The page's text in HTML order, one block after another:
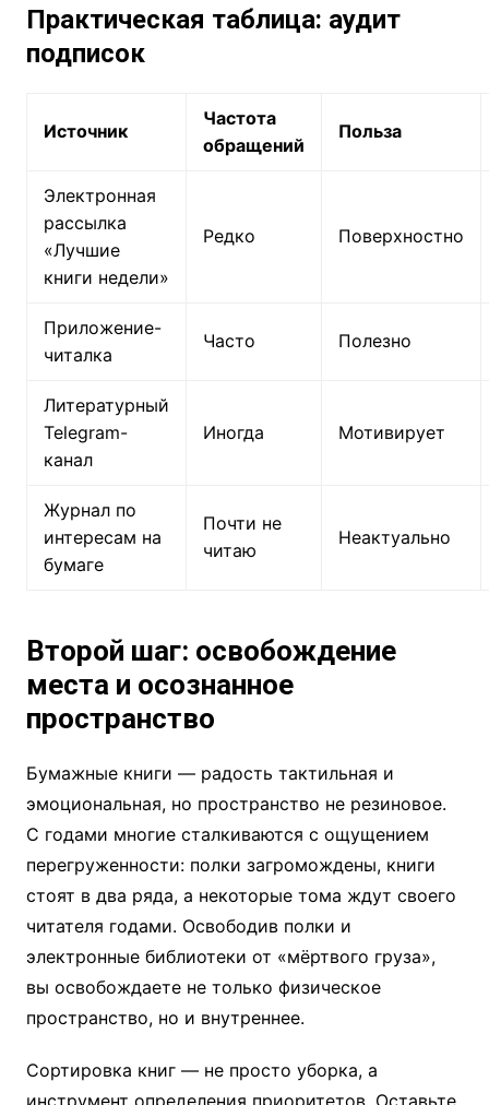
Практическая таблица: аудит
подписок
Источник
Частота
обращений
Польза
Электронная
рассылка
«Лучшие
книги недели»
Редко Поверхностно
Приложение-
читалка
Часто Полезно
Литературный
Telegram-
канал
Иногда Мотивирует
Журнал по
интересам на
бумаге
Почти не
читаю
Неактуально
Второй шаг: освобождение
места и осознанное
пространство
Бумажные книги — радость тактильная и
эмоциональная, но пространство не резиновое.
С годами многие сталкиваются с ощущением
перегруженности: полки загромождены, книги
стоят в два ряда, а некоторые тома ждут своего
читателя годами. Освободив полки и
электронные библиотеки от «мёртвого груза»,
вы освобождаете не только физическое
пространство, но и внутреннее.
Сортировка книг — не просто уборка, а